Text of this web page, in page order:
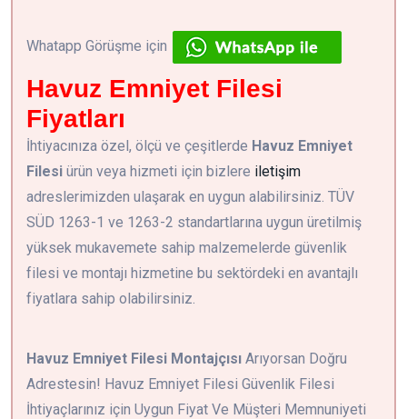
Whatapp Görüşme için
Havuz Emniyet Filesi
Fiyatları
İhtiyacınıza özel, ölçü ve çeşitlerde Havuz Emniyet
Filesi ürün veya hizmeti için bizlere iletişim
adreslerimizden ulaşarak en uygun alabilirsiniz. TÜV
SÜD 1263-1 ve 1263-2 standartlarına uygun üretilmiş
yüksek mukavemete sahip malzemelerde güvenlik
filesi ve montajı hizmetine bu sektördeki en avantajlı
fiyatlara sahip olabilirsiniz.
Havuz Emniyet Filesi Montajçısı Arıyorsan Doğru
Adrestesin! Havuz Emniyet Filesi Güvenlik Filesi
İhtiyaçlarınız için Uygun Fiyat Ve Müşteri Memnuniyeti